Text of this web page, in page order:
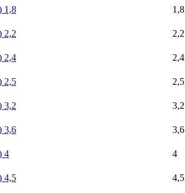
1,8
1,8
2,2
2,2
2,4
2,4
2,5
2,5
3,2
3,2
3,6
3,6
4
4
4,5
4,5